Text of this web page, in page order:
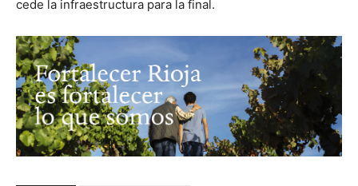
cede la infraestructura para la final.